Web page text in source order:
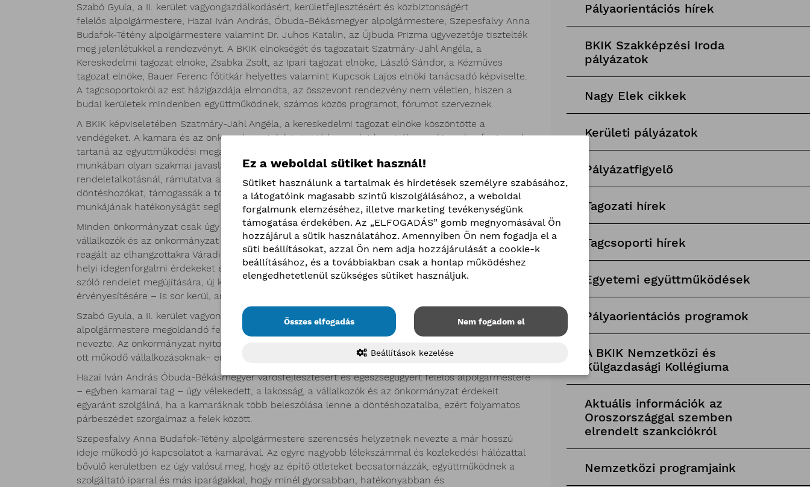
Szabó Gyula, a II. kerület vagyongazdálkodásért, kerületfejlesztésért és közbiztonságért
felelős alpolgármestere, Hazai Iván András, Óbuda-Békásmegyer alpolgármestere, Szepesfalvy Anna
Budafok-Tétény alpolgármestere valamint Dr. Juhos Katalin, az Újbuda Prizma ügyvezetője tisztelték
meg jelenlétükkel a rendezvényt. A BKIK elnökségét és tagozatait Szatmáry-Jähl Angéla, a
Kereskedelmi tagozat elnöke, Zsabka Zsolt, az Ipari tagozat elnöke, László Sándor, a Kézműves
tagozat elnöke, Bauer Ferenc főtitkár helyettes valamint Kupcsok Lajos elnöki tanácsadó képviselte.
A tagcsoportokról az est házigazdája elmondta, az összevont rendezvény nem véletlen, hiszen a
budai kerületek mindenben együttműködnek, számos közös programot, fórumot szerveznek.
A BKIK képviseletében Szatmáry-Jähl Angéla, a kereskedelmi tagozat elnöke köszöntötte a
vendégeket. A kamara és az önkormányzatok közötti jó kapcsolat hangsúlyozva kiemelte, fontosnak
tartaná az együttműködési megállapodások aktualizálását. A kamara ezáltal már a bizottsági
munkában olyan szakmai javaslatokat tudna tenni, melyek érdemi segítséget jelentenének egy-egy
rendeletalkotásnál, rámutatva azok hatásaira a vállalkozásokat érintően. Arra kérte a
döntéshozókat, támogassák a további együttműködést, mely a vállalkozások és az önkormányzatok
munkájának hatékonyságát segítik.
Minden önkormányzat csak úgy tud jól működni, ha képes összehangolni a lakókörnyezet, a
vállalkozók és az önkormányzat érdekeit, és ebben valamennyi érdekelt fél szempontja megjelenik -
reagált az elhangzottakra Váradiné Naszályi Márta, az I. kerület polgármestere. Külön kiemelve a
helyi idegenforgalmi érdekeket elmondta: a jövőben több rendeletalkotásra –az üzlethelységekről
szóló rendelet megújítására, új közterület-rendelet alkotására és az adórendeletben új elgondolások
érvényesítésére – is sor kerül, amihez várják a kamara véleményét, építő javaslatait.
Szabó Gyula, a II. kerület vagyongazdálkodásért, kerületfejlesztésért és közbiztonságért felelős
alpolgármestere megoldandó feladatnak az üresen álló üzlethelységek bérleti díjának átalakítását
nevezte. Az önkormányzat nyitott minden javaslatra, mely egyaránt előnyös a kerület lakóinak és az
ott működő vállalkozásoknak– erősítette meg a közös munka folytatásának szándékát.
Hazai Iván András Óbuda-Békásmegyer városfejlesztésért és egészségügyért felelős alpolgármestere
– egyben kamarai tag – úgy vélekedett, a lakosság, a vállalkozók és az önkormányzat érdekeit
egyaránt szolgálná, ha a kamaráknak több beleszólása lenne a döntéshozatalba, ezért folyamatos
párbeszédet szorgalmaz a felek között.
Szepesfalvy Anna Budafok-Tétény alpolgármestere szerencsés helyzetnek nevezte a már hosszú
ideje működő jó kapcsolatot a kamarával. Az egyre nagyobb lélekszámmal és közlekedési hálózattal
bővülő kerületben ez úgy valósul meg, hogy az építő ötleteket becsatornázzák, együttműködnek a
szolgáltató iparral és más iparágakkal, hogy minél gyorsabban, hatékonyabban és
Pályaorientációs hírek
BKIK Szakképzési Iroda
pályázatok
Nagy Elek cikkek
Kerületi pályázatok
Pályázatfigyelő
Tagozati hírek
Tagcsoporti hírek
Egyetemi együttműködések
Pályaorientációs programok
A BKIK Nemzetközi és
Külgazdasági Kollégiuma
Aktuális információk az
Oroszországgal szemben
elrendelt szankciókról
Nemzetközi programjaink
Ez a weboldal sütiket használ!
Sütiket használunk a tartalmak és hirdetések személyre szabásához,
a látogatóink magasabb szintű kiszolgálásához, a weboldal
forgalmunk elemzéséhez, illetve marketing tevékenységünk
támogatása érdekében. Az „ELFOGADÁS” gomb megnyomásával Ön
hozzájárul a sütik használatához. Amennyiben Ön nem fogadja el a
süti beállításokat, azzal Ön nem adja hozzájárulását a cookie-k
beállításához, és a továbbiakban csak a honlap működéshez
elengedhetetlenül szükséges sütiket használjuk.
Összes elfogadás Nem fogadom el
Beállítások kezelése